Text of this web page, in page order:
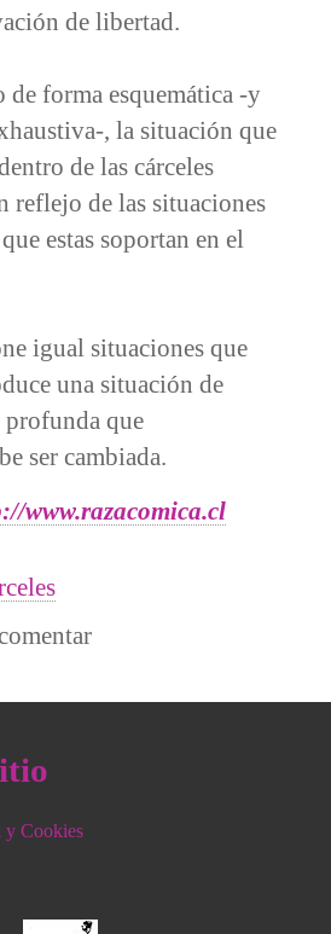
de libertad.
de forma esquemática -y
, la situación que
de las cárceles
reflejo de las situaciones
estas soportan en el
igual situaciones que
una situación de
que
ser cambiada.
www.razacomica.cl
y Cookies